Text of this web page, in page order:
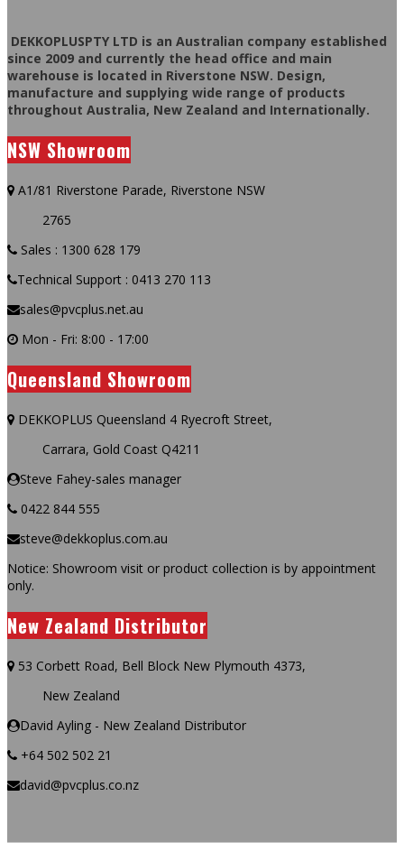
DEKKOPLUSPTY LTD is an Australian company established
since 2009 and currently the head office and main
warehouse is located in Riverstone NSW. Design,
manufacture and supplying wide range of products
throughout Australia, New Zealand and Internationally.
NSW Showroom
A1/81 Riverstone Parade, Riverstone NSW
2765
Sales : 1300 628 179
Technical Support : 0413 270 113
sales@pvcplus.net.au
Mon - Fri: 8:00 - 17:00
Queensland Showroom
DEKKOPLUS Queensland 4 Ryecroft Street,
Carrara, Gold Coast Q4211
Steve Fahey-sales manager
0422 844 555
steve@dekkoplus.com.au
Notice: Showroom visit or product collection is by appointment
only.
New Zealand Distributor
53 Corbett Road, Bell Block New Plymouth 4373,
New Zealand
David Ayling - New Zealand Distributor
+64 502 502 21
david@pvcplus.co.nz